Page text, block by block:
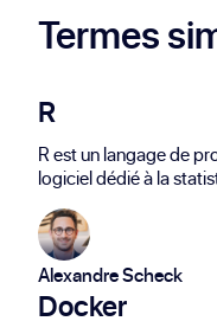
Termes
R
R est un langage de
logiciel dédié à la
Alexandre Scheck
Docker